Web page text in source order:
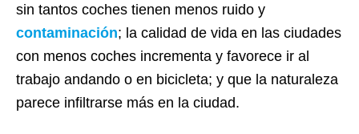
sin tantos coches tienen menos ruido y
contaminación; la calidad de vida en las ciudades
con menos coches incrementa y favorece ir al
trabajo andando o en bicicleta; y que la naturaleza
parece infiltrarse más en la ciudad.